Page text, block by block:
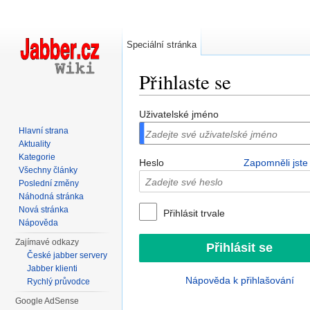
Přihlaste se
Uživatelské jméno
Heslo Zapomněli
Přihlásit trvale
Nápověda k přihlašování
Speciální stránka
Hlavní strana
Aktuality
Kategorie
Všechny články
Poslední změny
Náhodná stránka
Nová stránka
Nápověda
Zajímavé odkazy
České jabber servery
Jabber klienti
Rychlý průvodce
Google AdSense